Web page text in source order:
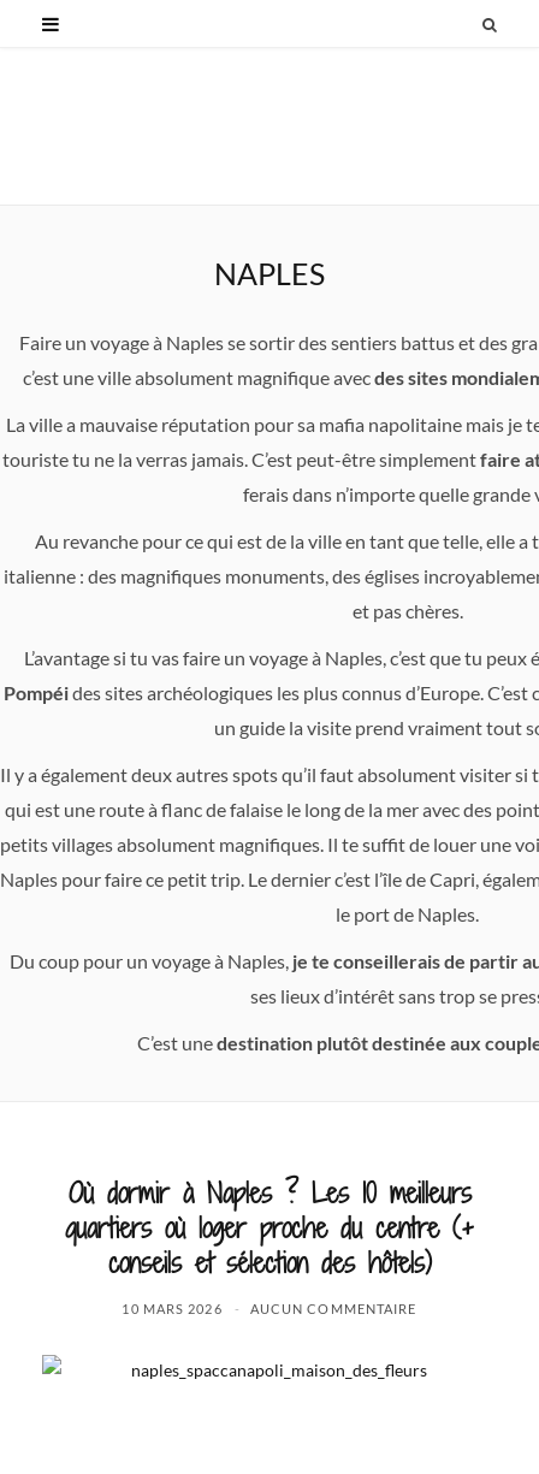
NAPLES
Faire un voyage à Naples se sortir des sentiers battus et des
c’est une ville absolument magnifique avecdes sites
La ville a mauvaise réputation pour sa mafia napolitaine mais je
touriste tu ne la verras jamais. C’est peut-être simplementfaire
ferais dans n’importe quelle grande
Au revanche pour ce qui est de la ville en tant que telle, elle a
italienne : des magnifiques monuments, des églises
et pas chères.
L’avantage si tu vas faire un voyage à Naples, c’est que tu
Pompéides sites archéologiques les plus connus d’Europe.
un guide la visite prend vraiment tout
Il y a également deux autres spots qu’il faut absolument visiter si
qui est une route à flanc de falaise le long de la mer avec des
petits villages absolument magnifiques. Il te suffit de louer une
Naples pour faire ce petit trip. Le dernier c’est l’île de Capri,
le port de Naples.
Du coup pour un voyage à Naples, je te conseillerais de partir
ses lieux d’intérêt sans trop se
C’est unedestination plutôt destinée aux
Où dormir à Naples ? Les 10 meilleurs
quartiers où loger proche du centre (+
conseils et sélection des hôtels)
10 MARS 2026 AUCUN COMMENTAIRE